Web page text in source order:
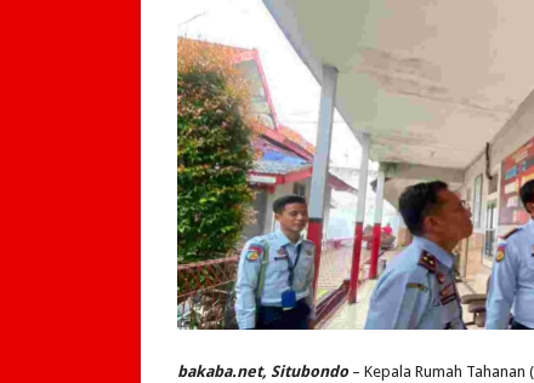
bakaba.net, Situbondo– Kepala Rumah Tahanan